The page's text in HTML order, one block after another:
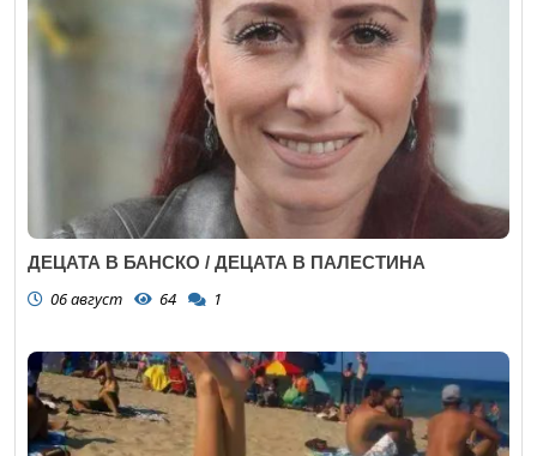
ДЕЦАТА В БАНСКО / ДЕЦАТА В ПАЛЕСТИНА
06 август 64 1